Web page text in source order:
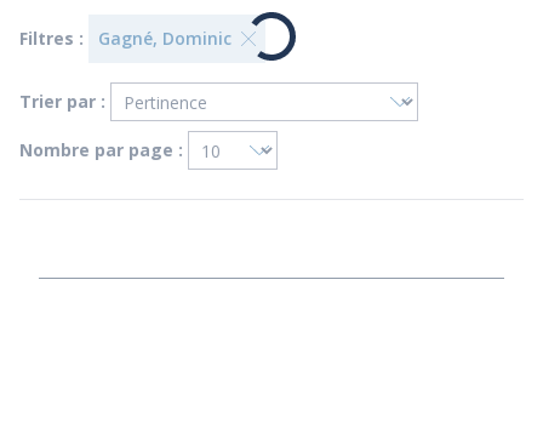
Filtres : Gagné, Dominic
Trier par :
Nombre par page :